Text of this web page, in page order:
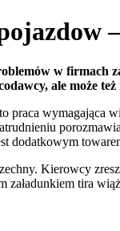
w
ale może
praca wymagająca
dodatkowym
Kierowcy
tira